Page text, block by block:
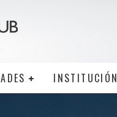
INSTITUCIÓN